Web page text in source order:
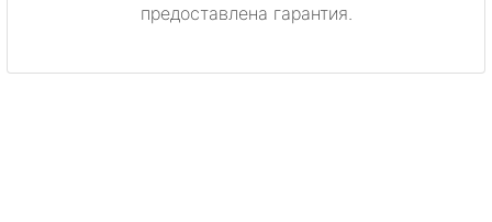
предоставлена гарантия.